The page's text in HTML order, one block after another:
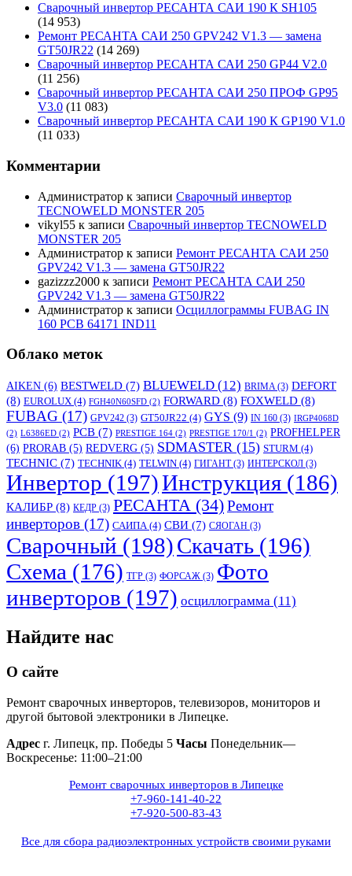
Сварочный инвертор РЕСАНТА САИ 190 К SH105
(14 953)
Ремонт РЕСАНТА САИ 250 GPV242 V1.3 — замена
GT50JR22 (14 269)
Сварочный инвертор РЕСАНТА САИ 250 GP44 V2.0
(11 256)
Сварочный инвертор РЕСАНТА САИ 250 ПРОФ GP95
V3.0 (11 083)
Сварочный инвертор РЕСАНТА САИ 190 К GP190 V1.0
(11 033)
Комментарии
Администратор к записи Сварочный инвертор
TECNOWELD MONSTER 205
vikyl55 к записи Сварочный инвертор TECNOWELD
MONSTER 205
Администратор к записи Ремонт РЕСАНТА САИ 250
GPV242 V1.3 — замена GT50JR22
gazizzz2000 к записи Ремонт РЕСАНТА САИ 250
GPV242 V1.3 — замена GT50JR22
Администратор к записи Осциллограммы FUBAG IN
160 PCB 64171 IND11
Облако меток
AIKEN (6) BESTWELD (7) BLUEWELD (12) BRIMA(3) DEFORT
(8) EUROLUX (4) FGH40N60SFD (2) FORWARD (8) FOXWELD (8)
FUBAG (17) GPV242 (3) GT50JR22 (4) GYS (9) IN 160 (3) IRGP4068D
(2) L6386ED (2) PCB (7) PRESTIGE 164 (2) PRESTIGE 170/1 (2) PROFHELPER
(6) PRORAB (5) REDVERG (5) SDMASTER (15) STURM (4)
TECHNIC (7) TECHNIK (4) TELWIN (4) ГИГАНТ(3) ИНТЕРСКОЛ (3)
Инвертор (197)Инструкция (186)
КАЛИБР (8) КЕДР (3) РЕСАНТА (34)Ремонт
инверторов (17) САИПА(4) СВИ (7) СЯОГАН (3)
Сварочный (198)Скачать (196)
Схема (176) ТГР (3) ФОРСАЖ (3) Фото
инверторов (197) осциллограмма (11)
Найдите нас
О сайте
Ремонт сварочных инверторов, телевизоров, мониторов и
другой бытовой электроники в Липецке.
Адрес г. Липецк, пр. Победы 5 Часы Понедельник—
Воскресенье: 11:00–21:00
Ремонт сварочных инверторов в Липецке
+7-960-141-40-22
+7-920-500-83-43
Все для сбора радиоэлектронных устройств своими руками